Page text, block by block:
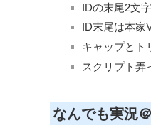
IDの末尾2文
ID末尾は本家
キャップとト
スクリプト弄
なんでも実況